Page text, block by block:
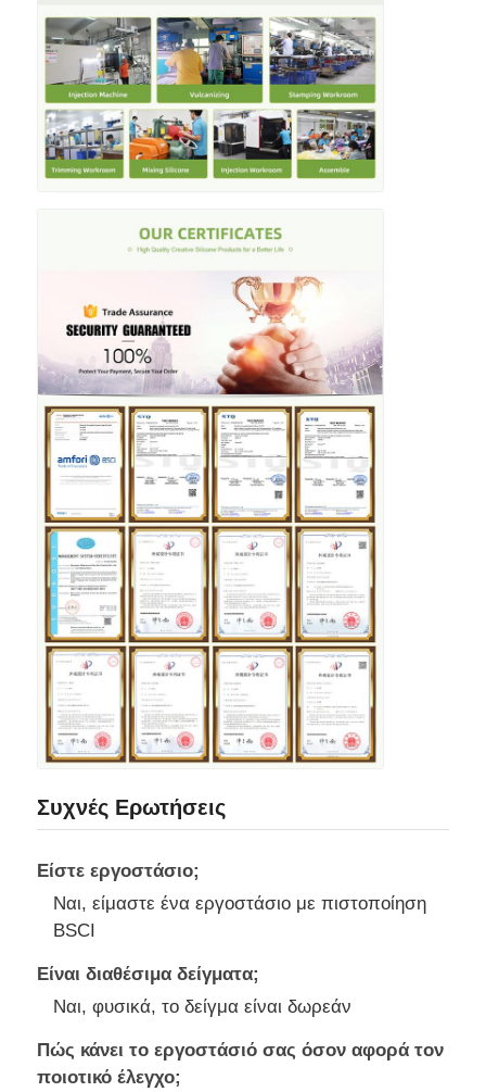
Συχνές Ερωτήσεις
Είστε εργοστάσιο;
Ναι, είμαστε ένα εργοστάσιο με πιστοποίηση
BSCI
Είναι διαθέσιμα δείγματα;
Ναι, φυσικά, το δείγμα είναι δωρεάν
Πώς κάνει το εργοστάσιό σας όσον αφορά τον
ποιοτικό έλεγχο;